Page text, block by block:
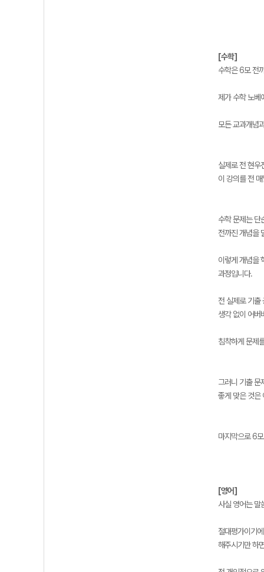
[수학]
수학은 6모 전
제가 수학 노베
모든 교과개념
실제로 전 현우
이 강의를 전
수학 문제는 단
전까진 개념을
이렇게 개념을
과정입니다.
전 실제로 기출
생각 없이 어버
침착하게 문제
그러니 기출 문
좋게 맞은 것은
마지막으로 6
[영어]
사실 영어는 말
절대평가이기
해주시기만 하